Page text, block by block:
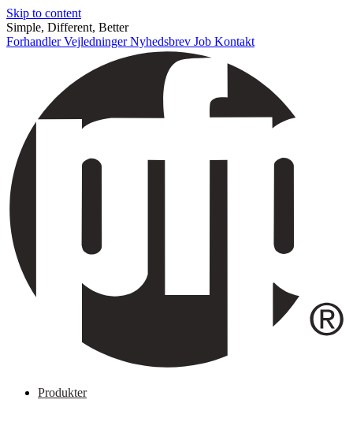
Skip to content
Simple, Different, Better
ForhandlerVejledningerNyhedsbrev Job Kontakt
Produkter